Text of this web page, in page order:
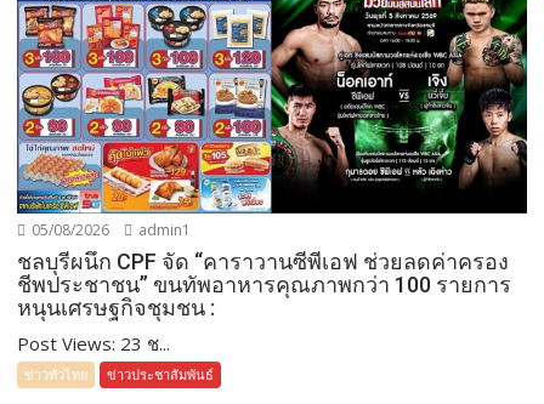
05/08/2026 admin1
ชลบุรีผนึก CPF จัด “คาราวานซีพีเอฟ ช่วยลดค่าครอง
ชีพประชาชน” ขนทัพอาหารคุณภาพกว่า 100 รายการ
หนุนเศรษฐกิจชุมชน :
Post Views: 23 ช...
ข่าวทั่วไทย ข่าวประชาสัมพันธ์